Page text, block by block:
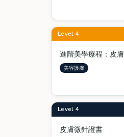
Level 4
進階美學療程：皮
美容護膚
Level 4
皮膚微針證書